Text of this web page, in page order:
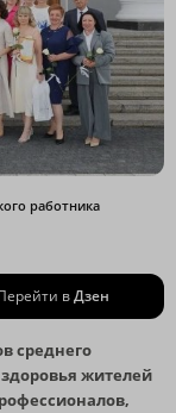
работника
вДзен
среднего
жителей